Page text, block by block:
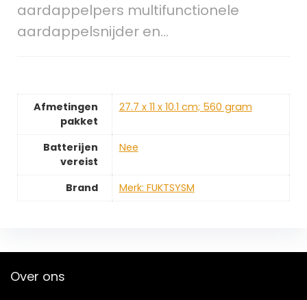
aardappelpers multifunctionele
aardappelsnijder en…
Afmetingen
pakket
‎27.7 x 11 x 10.1 cm; 560 gram
Batterijen
vereist
‎Nee
Brand Merk: FUKTSYSM
Over ons